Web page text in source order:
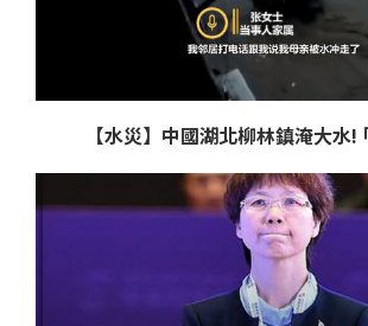
【水災】中國湖北柳林鎮淹大水!